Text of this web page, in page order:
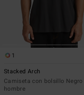
1
Stacked Arch
Camiseta con bolsillo Negro
hombre